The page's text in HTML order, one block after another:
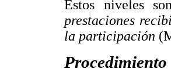
Estos niveles
prestaciones
la participación
Procedimiento